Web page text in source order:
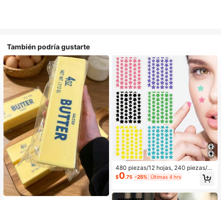
También podría gustarte
480 piezas/12 hojas, 240 piezas/6
hojas, 40 piezas/1 hoja, Pegatinas
de estrellas para la cara, Pegatinas
as decorativas de Navidad, Pegatin
$0.75 -25% Últimas 4 hrs